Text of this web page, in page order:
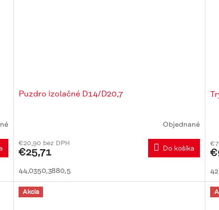
Puzdro izolačné D14/D20,7
Objednané
€20,90 bez DPH
€25,71 Do košíka
44,0350,3880,5
Akcia